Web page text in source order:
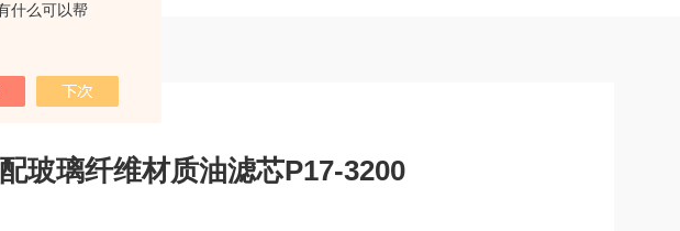
什么可以帮
玻璃纤维材质油滤芯P17-3200